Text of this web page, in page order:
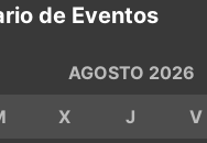
de Eventos
AGOSTO 2026
X J V